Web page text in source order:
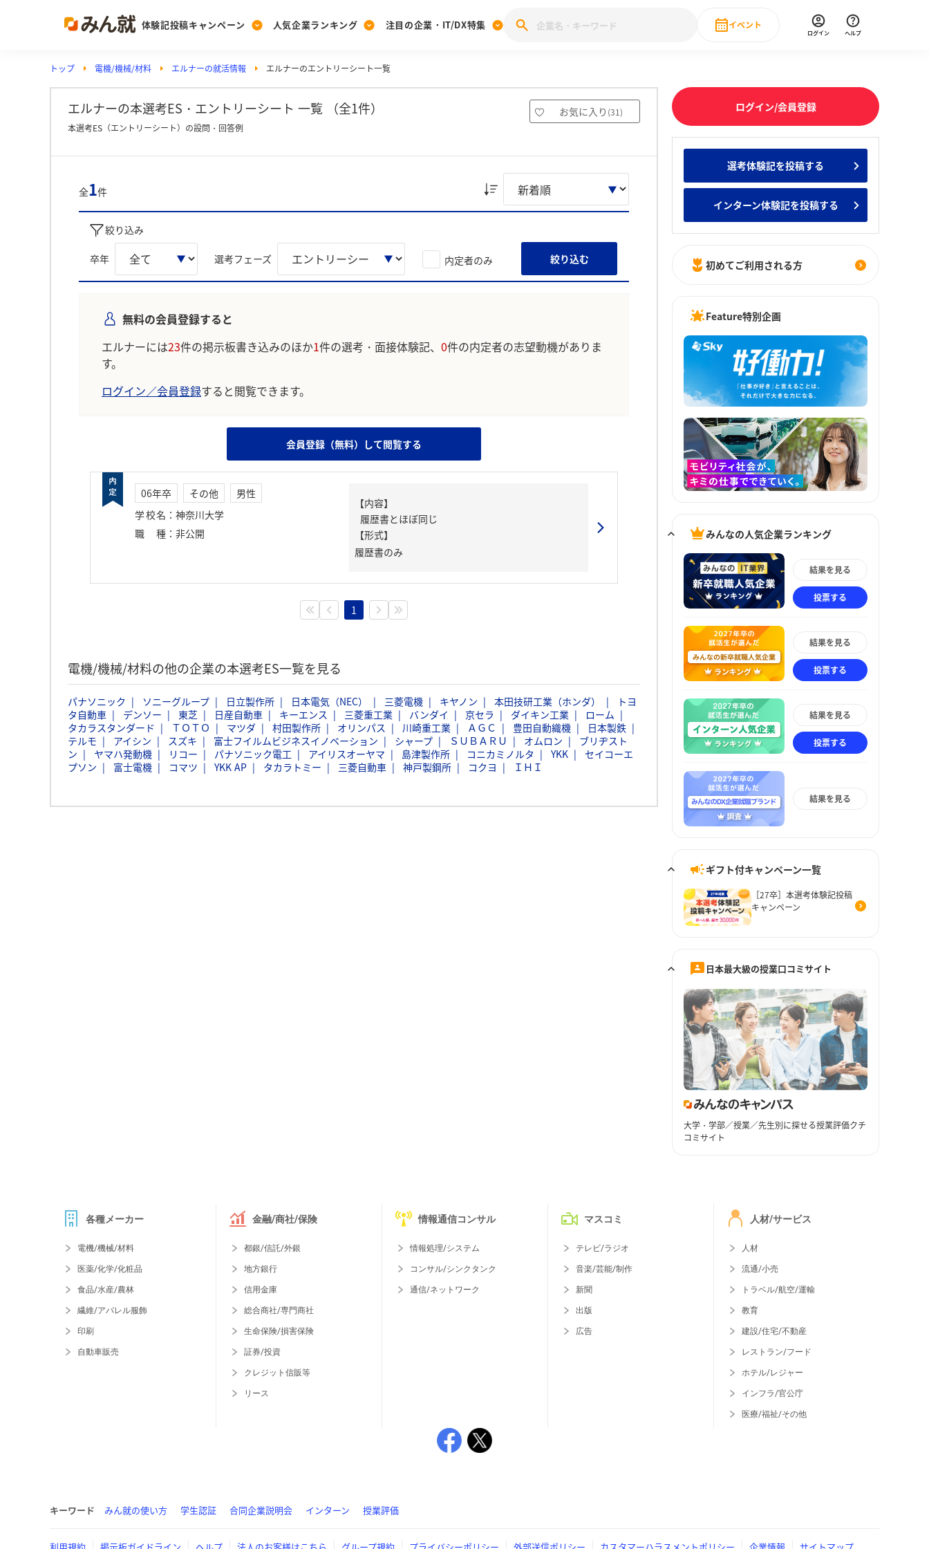
体験記投稿キャンペーン
Post
投稿する
[27卒] 本選考体験記投稿キャンペーン
人気企業ランキング
Ranking
ランキングを見る
Vote みんなの新卒就職人気企業ランキング みんなのインターン人気企業ランキ
注目の企業・IT/DX特集
PickUp
注目の企業特集
28卒 IT・DX現場社員インタビュー
イベント
直近のイベント一覧
ログイン ヘルプ
トップ 電機/機械/材料 エルナーの就活情報 エルナーのエントリーシート一覧
エルナーの本選考ES・エントリーシート 一覧 （全1件） お気に入り (31)
本選考ES（エントリーシート）の設問・回答例
全1件
絞り込み
卒年 選考フェーズ 内定者のみ 絞り込む
無料の会員登録すると
エルナーには23件の掲示板書き込みのほか1件の選考・面接体験記、 0件の内定者の志望動機がありま
す。
ログイン／会員登録すると閲覧できます。
会員登録（無料）して閲覧する
06年卒 その他
男性
学校名 ： 神奈川大学
職種 ： 非公開
【内容】
履歴書とほぼ同じ
【形式】
履歴書のみ
1
電機/機械/材料の他の企業の本選考ES一覧を見る
パナソニック ソニーグループ 日立製作所 日本電気（NEC） 三菱電機 キヤノン 本田技研工業（ホンダ）
トヨ
タ自動車
デンソー 東芝 日産自動車 キーエンス 三菱重工業 バンダイ 京セラ ダイキン工業
ローム
タカラスタンダード
ＴＯＴＯ マツダ 村田製作所 オリンパス 川崎重工業 ＡＧＣ 豊田自動織機
日本製鉄
テルモ
アイシン スズキ 富士フイルムビジネスイノベーション シャープ ＳＵＢＡＲＵ オムロン
ブリヂスト
ン
ヤマハ発動機 リコー パナソニック電工 アイリスオーヤマ 島津製作所 コニカミノルタ YKK
セイコーエ
プソン
富士電機 コマツ YKK AP タカラトミー 三菱自動車 神戸製鋼所 コクヨ ＩＨＩ
ログイン/会員登録
選考体験記を投稿する
インターン体験記を投稿する
初めてご利用される方
Feature特別企画
みんなの人気企業ランキング
結果を見る
投票する
結果を見る
投票する
結果を見る
投票する
結果を見る
ギフト付キャンペーン一覧
［27卒］本選考体験記投稿
キャンペーン
日本最大級の授業口コミサイト
大学・学部／授業／先生別に探せる授業評価クチ
コミサイト
各種メーカー
電機/機械/材料
医薬/化学/化粧品
食品/水産/農林
繊維/アパレル服飾
印刷
自動車販売
金融/商社/保険
都銀/信託/外銀
地方銀行
信用金庫
総合商社/専門商社
生命保険/損害保険
証券/投資
クレジット信販等
リース
情報通信コンサル
情報処理/システム
コンサル/シンクタンク
通信/ネットワーク
マスコミ
テレビ/ラジオ
音楽/芸能/制作
新聞
出版
広告
人材/サービス
人材
流通/小売
トラベル/航空/運輸
教育
建設/住宅/不動産
レストラン/フード
ホテル/レジャー
インフラ/官公庁
医療/福祉/その他
キーワード みん就の使い方 学生認証 合同企業説明会 インターン 授業評価